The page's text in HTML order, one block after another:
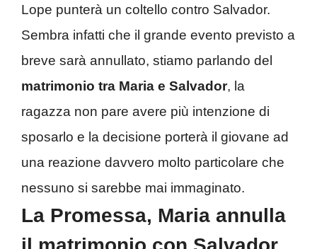
Lope punterà un coltello contro Salvador.
Sembra infatti che il grande evento previsto a
breve sarà annullato, stiamo parlando del
matrimonio tra Maria e Salvador, la
ragazza non pare avere più intenzione di
sposarlo e la decisione porterà il giovane ad
una reazione davvero molto particolare che
nessuno si sarebbe mai immaginato.
La Promessa, Maria annulla